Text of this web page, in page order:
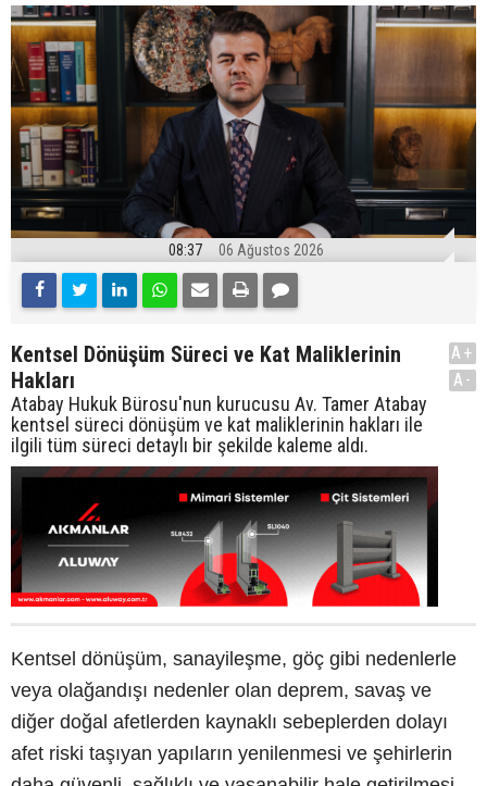
08:37 06 Ağustos 2026
Kentsel Dönüşüm Süreci ve Kat Maliklerinin
Hakları
Atabay Hukuk Bürosu'nun kurucusu Av. Tamer Atabay
kentsel süreci dönüşüm ve kat maliklerinin hakları ile
ilgili tüm süreci detaylı bir şekilde kaleme aldı.
A+
A-
Kentsel dönüşüm, sanayileşme, göç gibi nedenlerle
veya olağandışı nedenler olan deprem, savaş ve
diğer doğal afetlerden kaynaklı sebeplerden dolayı
afet riski taşıyan yapıların yenilenmesi ve şehirlerin